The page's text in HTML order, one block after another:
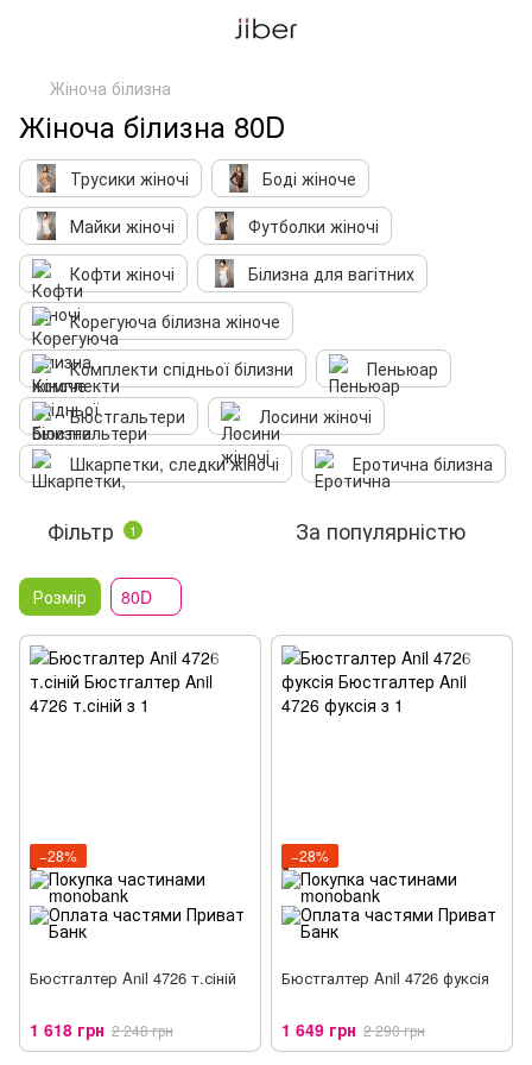
Жіноча білизна
Жіноча білизна 80D
Трусики жіночі
Боді жіноче
Майки жіночі
Футболки жіночі
Кофти жіночі
Білизна для вагітних
Корегуюча білизна жіноче
Комплекти спідньої білизни
Пеньюар
Бюстгальтери
Лосини жіночі
Шкарпетки, следки жіночі
Еротична білизна
Фільтр 1 За популярністю
Розмір 80D
−28%
Бюстгалтер Anil 4726 т.сіній
1 618 грн 2 248 грн
−28%
Бюстгалтер Anil 4726 фуксія
1 649 грн 2 290 грн